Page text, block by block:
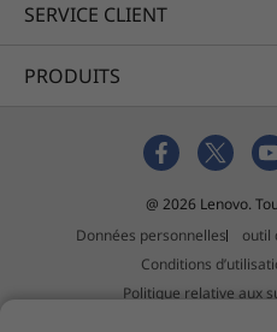
SERVICE CLIENT
PRODUITS
@ 2026 Lenovo.
Données personnelles
outil
Conditions
Politique relative aux